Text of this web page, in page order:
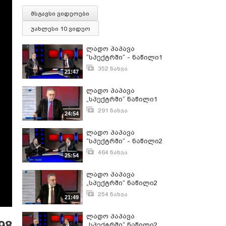
მსგავსი ვიდეოები
უახლესი 10 ვიდეო
21:47
ლადო პაპავა
“სპექტრში“ - ნაწილი1
352 ნახვა
24:54
ლადო პაპავა
„სპექტრში“ ნაწილი1
291 ნახვა
25:54
ლადო პაპავა
“სპექტრში“ - ნაწილი2
464 ნახვა
21:49
ლადო პაპავა
„სპექტრში“ ნაწილი2
254 ნახვა
ლადო პაპავა